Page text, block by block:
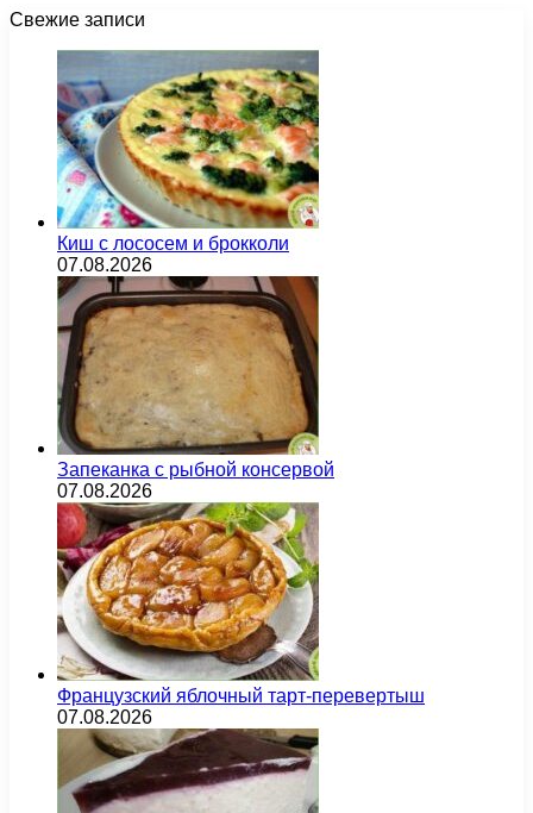
Свежие записи
Киш с лососем и брокколи
07.08.2026
Запеканка с рыбной консервой
07.08.2026
Французский яблочный тарт-перевертыш
07.08.2026